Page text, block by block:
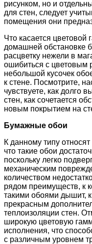
рисунком, но и
для стен, следует
помещения они
Что касается
домашней обстановке
расцветку нежели в
ошибиться с цветовым
небольшой кусочек
к стене. Посмотрите,
чувствуете, как долго
стен, как сочетается
новым покрытием на
Бумажные обои
К данному типу
что такие обои
поскольку легко
механическим
количеством
рядом преимуществ, к
такими обоями дышит,
прекрасным
теплоизоляции стен.
широкую цветовую
исполнения, что
с различным уровнем